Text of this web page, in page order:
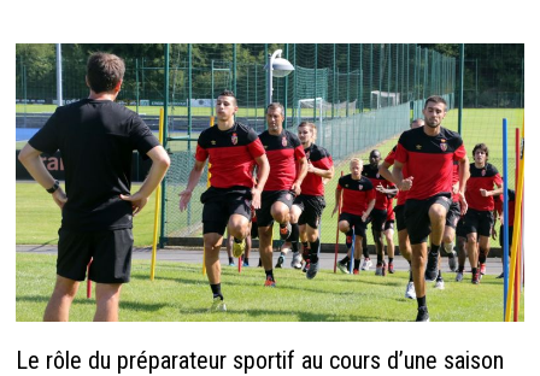
Le rôle du préparateur sportif au cours d’une saison